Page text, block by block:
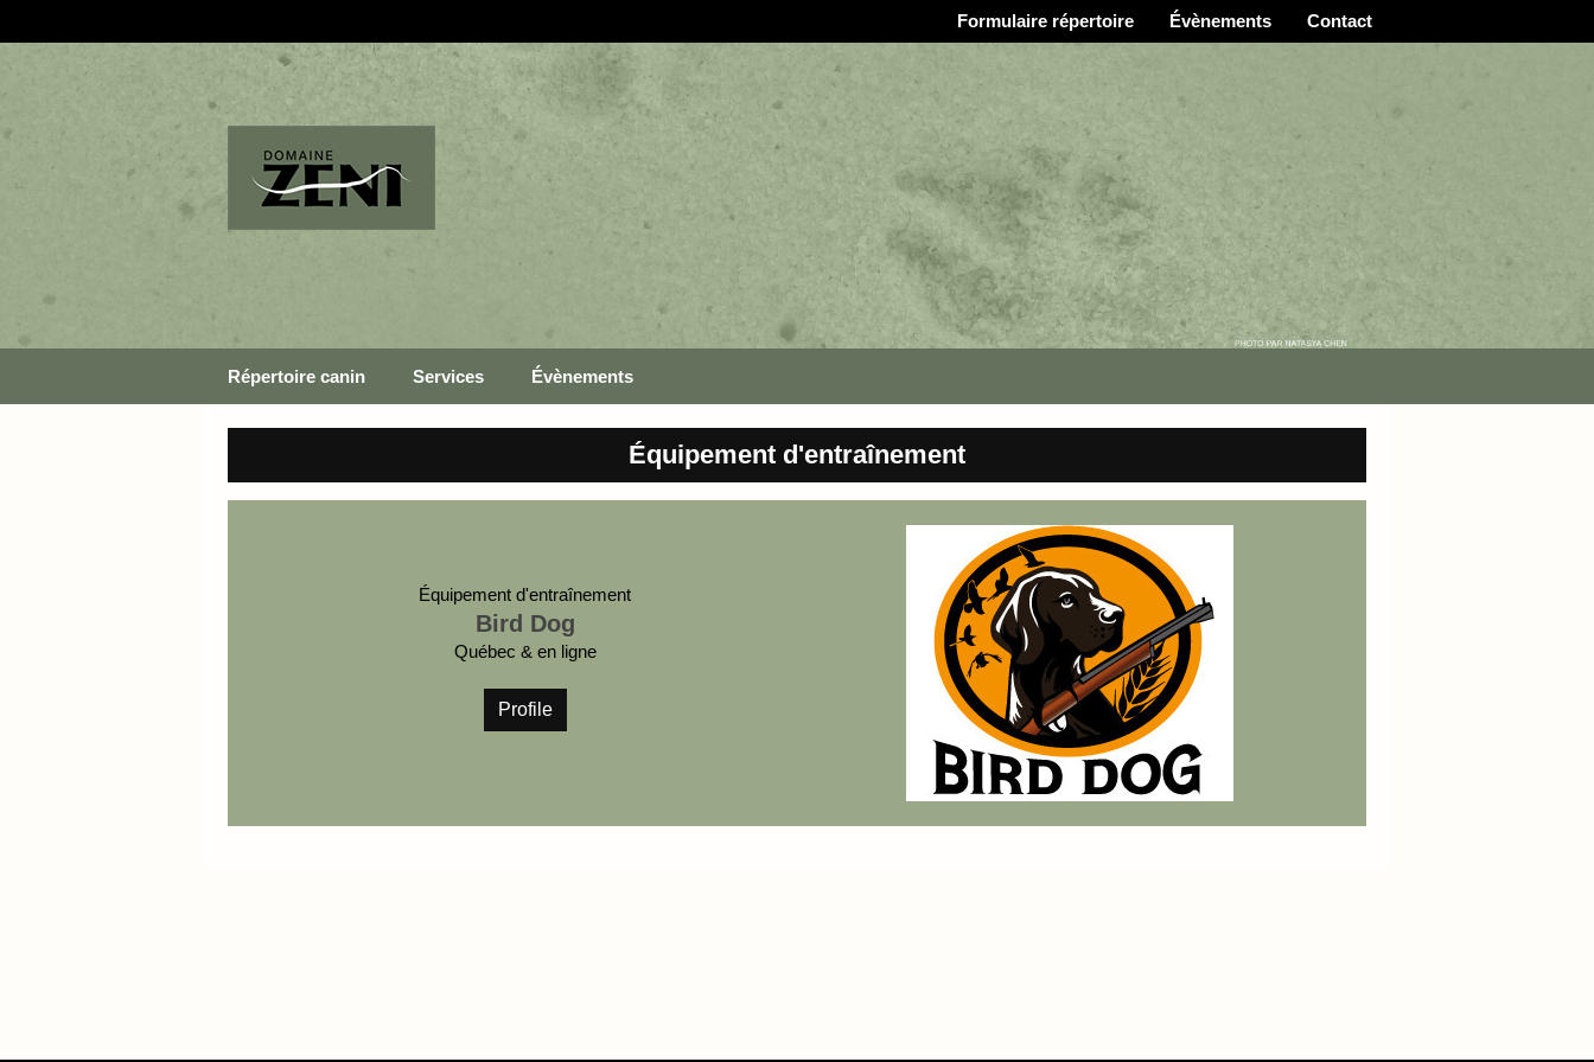
Formulaire répertoire Évènements Contact
Répertoire canin Services Évènements
Équipement d'entraînement
Équipement d'entraînement
Bird Dog
Québec & en ligne
Profile